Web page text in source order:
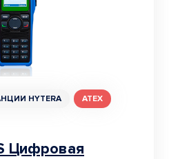
HYTERA
ATEX
Цифровая